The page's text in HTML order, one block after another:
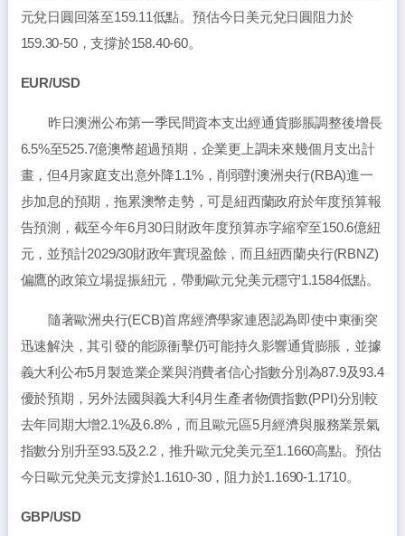
元兌日圓回落至159.11低點。預估今日美元兌日圓阻力於
159.30-50，支撐於158.40-60。
EUR/USD
昨日澳洲公布第一季民間資本支出經通貨膨脹調整後增長
6.5%至525.7億澳幣超過預期，企業更上調未來幾個月支出計
畫，但4月家庭支出意外降1.1%，削弱對澳洲央行(RBA)進一
步加息的預期，拖累澳幣走勢，可是紐西蘭政府於年度預算報
告預測，截至今年6月30日財政年度預算赤字縮窄至150.6億紐
元，並預計2029/30財政年實現盈餘，而且紐西蘭央行(RBNZ)
偏鷹的政策立場提振紐元，帶動歐元兌美元穩守1.1584低點。
隨著歐洲央行(ECB)首席經濟學家連恩認為即使中東衝突
迅速解決，其引發的能源衝擊仍可能持久影響通貨膨脹，並據
義大利公布5月製造業企業與消費者信心指數分別為87.9及93.4
優於預期，另外法國與義大利4月生產者物價指數(PPI)分別較
去年同期大增2.1%及6.8%，而且歐元區5月經濟與服務業景氣
指數分別升至93.5及2.2，推升歐元兌美元至1.1660高點。預估
今日歐元兌美元支撐於1.1610-30，阻力於1.1690-1.1710。
GBP/USD